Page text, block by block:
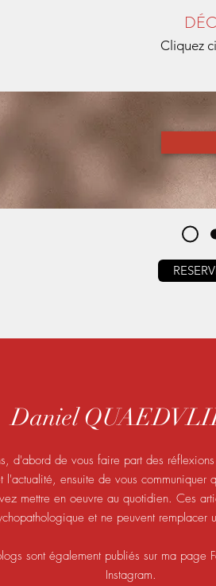
Cliquez
Daniel
d'abord de vous faire part des
l'actualité, ensuite de vous communiquer
mettre en oeuvre au quotidien. Ces
et ne peuvent remplacer
sont également publiés sur ma page
Instagram.